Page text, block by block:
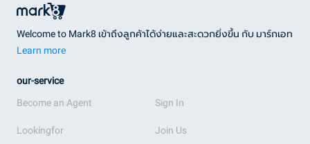
Welcome to Mark8 เข้าถึงลูกค้าได้ง่ายและสะดวกยิ่งขึ้น กับ มาร์กเอท
Learn more
our-service
Become an Agent
Lookingfor
Sign In
Join Us